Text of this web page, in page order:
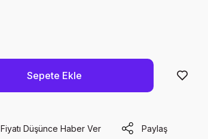
Sepete Ekle
Fiyatı Düşünce Haber Ver Paylaş